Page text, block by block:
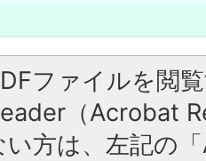
ファイルを閲
（Acrobat
方は、左記の